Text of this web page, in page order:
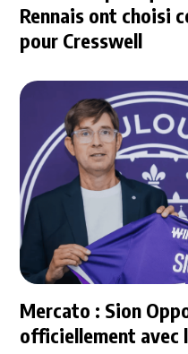
Rennais ont choisi
pour Cresswell
Mercato : Sion
officiellement avec